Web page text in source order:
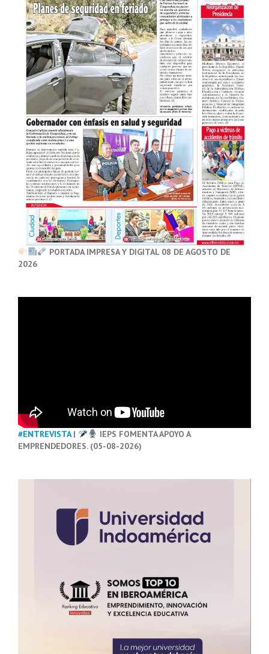
PORTADA IMPRESA Y DIGITAL 08 DE AGOSTO DE
2026
#ENTREVISTA|
IEPS FOMENTA APOYO A
EMPRENDEDORES. (05-08-2026)